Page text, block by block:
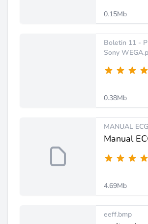
0.15Mb
Boletin 11 -
Sony
0.38Mb
MANUAL
Manual
4.69Mb
eeff.bmp